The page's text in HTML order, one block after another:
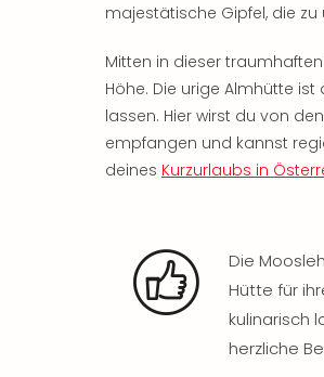
majestätische Gipfel, die zu
Mitten in dieser
Höhe. Die urige Almhütte
lassen. Hier wirst du von
empfangen und kannst
deines Kurzurlaubs in
Die
Hütte für
kulinarisch
herzliche